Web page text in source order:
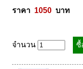
Vichy
Pharmapure
ราคา 1050
  บาท
จำนวน